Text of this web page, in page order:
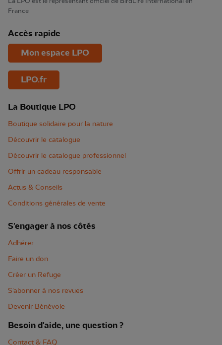
France
Accès rapide
Mon espace LPO
LPO.fr
La Boutique LPO
Boutique solidaire pour la nature
Découvrir le catalogue
Découvrir le catalogue professionnel
Offrir un cadeau responsable
Actus & Conseils
Conditions générales de vente
S'engager à nos côtés
Adhérer
Faire un don
Créer un Refuge
S'abonner à nos revues
Devenir Bénévole
Besoin d'aide, une question ?
Contact & FAQ